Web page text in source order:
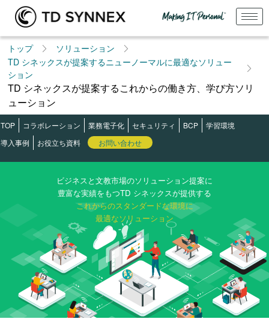
トップ
ソリューション
TD シネックスが提案するニューノーマルに最適なソリュー
ション
TD シネックスが提案するこれからの働き方、学び方ソリ
ューション
TOP コラボレーション 業務電子化 セキュリティ BCP
学習環境
導入事例
お役立ち資料 お問い合わせ
ビジネスと文教市場のソリューション提案に
豊富な実績をもつTD シネックスが提供する
これからのスタンダードな環境に
最適なソリューション